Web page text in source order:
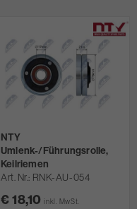
NTY
Umlenk-/Führungsrolle,
Keilriemen
Art. Nr. RNK-AU-054
€ 18,10inkl. MwSt.